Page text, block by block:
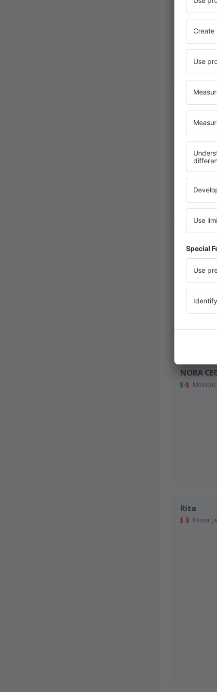
Maidelys
Pérou,
November
Chili,
NORA
Rita
Pérou,